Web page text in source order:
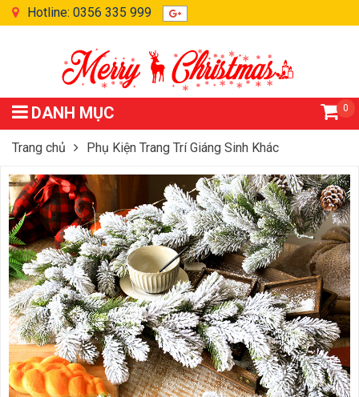
Hotline: 0356 335 999
DANH MỤC 0
Trang chủ Phụ Kiện Trang Trí Giáng Sinh Khác
Dây Thông PE Phủ Tuyết 1m8